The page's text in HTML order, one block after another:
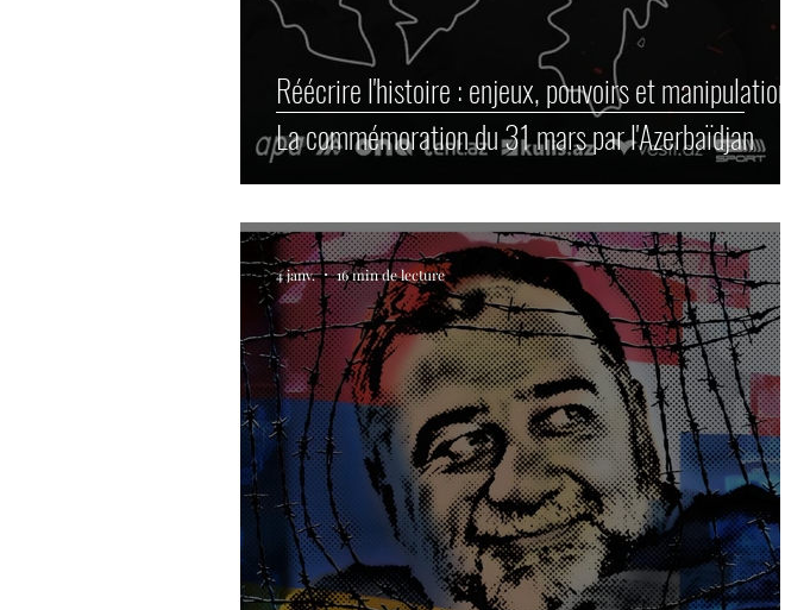
Réécrire l'histoire : enjeux, pouvoirs et manipulations.
La commémoration du 31 mars par l'Azerbaïdjan
4 janv. 16 min de lecture